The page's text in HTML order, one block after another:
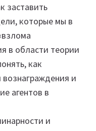
заставить
которые мы в
в области теории
как
и
агентов в
и